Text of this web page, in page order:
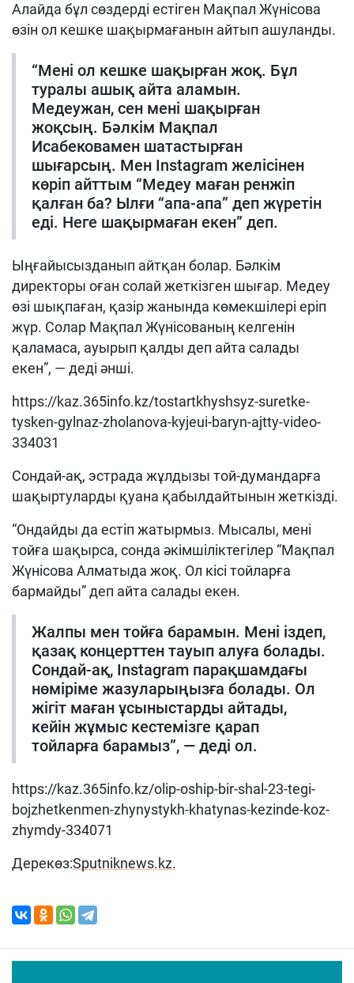
Алайда бұл сөздерді естіген Мақпал Жүнісова
өзін ол кешке шақырмағанын айтып ашуланды.
“Мені ол кешке шақырған жоқ. Бұл
туралы ашық айта аламын.
Медеужан, сен мені шақырған
жоқсың. Бәлкім Мақпал
Исабековамен шатастырған
шығарсың. Мен Instagram желісінен
көріп айттым “Медеу маған ренжіп
қалған ба? Ылғи “апа-апа” деп жүретін
еді. Неге шақырмаған екен” деп.
Ыңғайысызданып айтқан болар. Бәлкім
директоры оған солай жеткізген шығар. Медеу
өзі шықпаған, қазір жанында көмекшілері еріп
жүр. Солар Мақпал Жүнісованың келгенін
қаламаса, ауырып қалды деп айта салады
екен”, — деді әнші.
https://kaz.365info.kz/tostartkhyshsyz-suretke-
tysken-gylnaz-zholanova-kyjeui-baryn-ajtty-video-
334031
Сондай-ақ, эстрада жұлдызы той-думандарға
шақыртуларды қуана қабылдайтынын жеткізді.
“Ондайды да естіп жатырмыз. Мысалы, мені
тойға шақырса, сонда әкімшіліктегілер “Мақпал
Жүнісова Алматыда жоқ. Ол кісі тойларға
бармайды” деп айта салады екен.
Жалпы мен тойға барамын. Мені іздеп,
қазақ концерттен тауып алуға болады.
Сондай-ақ, Instagram парақшамдағы
нөміріме жазуларыңызға болады. Ол
жігіт маған ұсыныстарды айтады,
кейін жұмыс кестемізге қарап
тойларға барамыз”, — деді ол.
https://kaz.365info.kz/olip-oship-bir-shal-23-tegi-
bojzhetkenmen-zhynystykh-khatynas-kezinde-koz-
zhymdy-334071
Дерекөз:Sputniknews.kz.